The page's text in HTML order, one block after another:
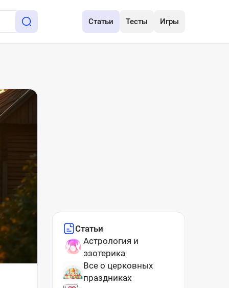
Статьи Тесты Игры
Статьи
Астрология и
эзотерика
Все о церковных
праздниках